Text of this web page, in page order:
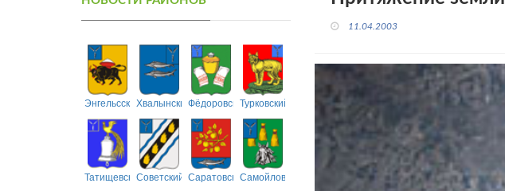
ЭнгельсскийХвалынскийФёдоровскийТурковский
ТатищевскийСоветский СаратовскийСамойловский
11.04.2003